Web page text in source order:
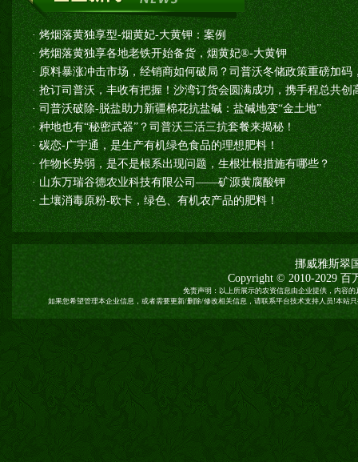
·烤烟落黄独享型-烟黄妃-大黄钾：案例
·烤烟落黄独享各地老铁开始备货，烟黄妃®-大黄钾
· 原料暴涨冲击市场，经销商如何破局？司普沃冬储政策重磅加码
·抢订司普沃，丰收有把握！沙湾订货会圆满成功，携手程总共创
·司普沃破除-脱盐助力新疆棉花抗盐碱：盐碱地变“金土地”
·种地也有“秘密武器”？司普沃三活三抗套餐来揭秘！
·碳恋-广宇通，是生产有机绿色食品的理想肥料！
·作物长势弱，是不是根系出现问题，生根壮根措施有哪些？
·山东万瑞谷德农业科技有限公司——矿源黄腐酸钾
·土壤消毒原粉-欧卡，绿色、有机农产品的肥料！
挪威雅斯翠
Copyright © 2010-2029 百
免责声明：以上所展示的农资信息由企业提供，内容
如果您希望管理本企业信息，或者需要更新/删除/修改相关信息，请联系平台技术支持人员!本站